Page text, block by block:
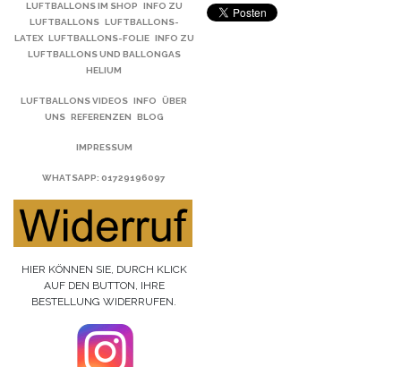
LUFTBALLONS IM SHOP
INFO ZU
LUFTBALLONS
LUFTBALLONS-
LATEX
LUFTBALLONS-FOLIE
INFO ZU
LUFTBALLONS UND BALLONGAS
HELIUM
LUFTBALLONS VIDEOS INFO
ÜBER
UNS
REFERENZEN BLOG
IMPRESSUM
WHATSAPP: 01729196097
HIER KÖNNEN SIE, DURCH KLICK
AUF DEN BUTTON, IHRE
BESTELLUNG WIDERRUFEN.